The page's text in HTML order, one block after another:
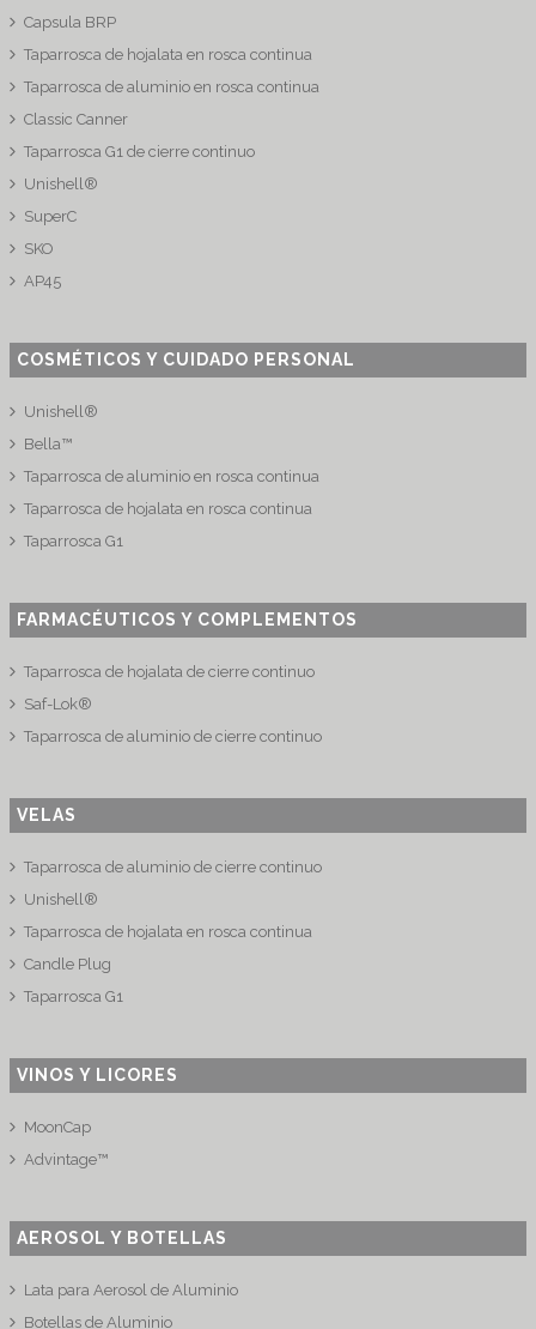
Capsula BRP
Taparrosca de hojalata en rosca continua
Taparrosca de aluminio en rosca continua
Classic Canner
Taparrosca G1 de cierre continuo
Unishell®
SuperC
SKO
AP45
COSMÉTICOS Y CUIDADO PERSONAL
Unishell®
Bella™
Taparrosca de aluminio en rosca continua
Taparrosca de hojalata en rosca continua
Taparrosca G1
FARMACÉUTICOS Y COMPLEMENTOS
Taparrosca de hojalata de cierre continuo
Saf-Lok®
Taparrosca de aluminio de cierre continuo
VELAS
Taparrosca de aluminio de cierre continuo
Unishell®
Taparrosca de hojalata en rosca continua
Candle Plug
Taparrosca G1
VINOS Y LICORES
MoonCap
Advintage™
AEROSOL Y BOTELLAS
Lata para Aerosol de Aluminio
Botellas de Aluminio